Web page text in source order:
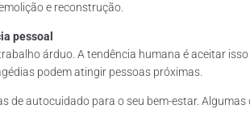
e reconstrução.
pessoal
árduo. A tendência humana é aceitar
podem atingir pessoas próximas.
de autocuidado para o seu bem-estar.